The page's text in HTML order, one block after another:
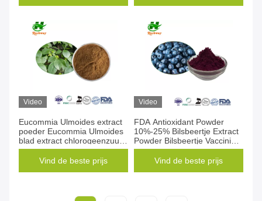
Video
Eucommia Ulmoides extract
poeder Eucommia Ulmoides
blad extract chlorogeenzuur
CAS 327-97-9
Vind de beste prijs
Video
FDA Antioxidant Powder
10%-25% Bilsbeertje Extract
Powder Bilsbeertje Vaccinium
Myrtillus Extract
Vind de beste prijs